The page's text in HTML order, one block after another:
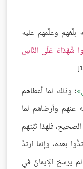
وعلَّمهم عليه
شُهَدَاءَ عَلَى النَّاسِ
؛ وذلك لما أعطاهم
عنهم وأرضاهم لما
فلهذا ثبَّتهم
بعده، وإنما ارتدَّ
يرسخ الإيمانُ في